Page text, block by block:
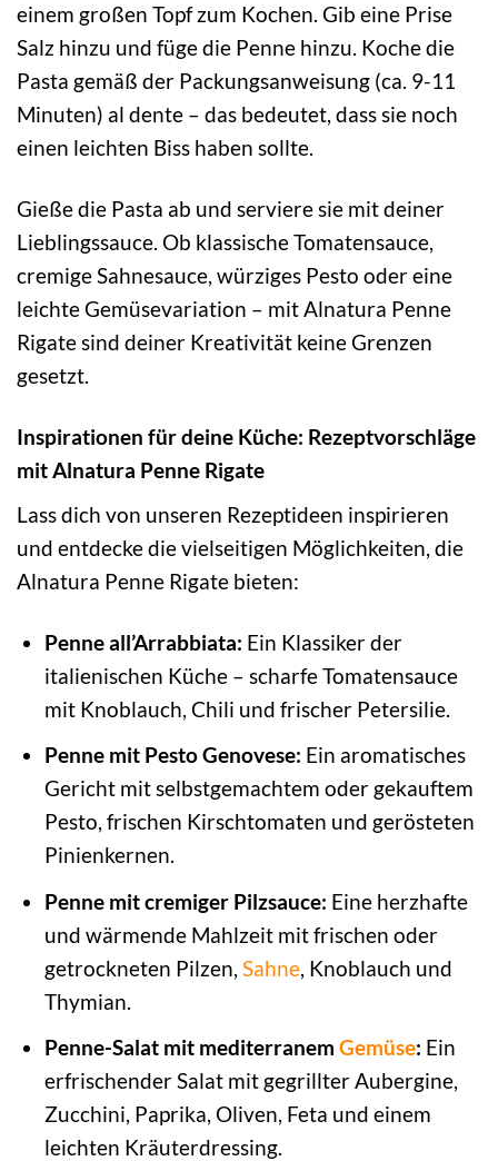
einem großen Topf zum Kochen. Gib eine Prise
Salz hinzu und füge die Penne hinzu. Koche die
Pasta gemäß der Packungsanweisung (ca. 9-11
Minuten) al dente – das bedeutet, dass sie noch
einen leichten Biss haben sollte.
Gieße die Pasta ab und serviere sie mit deiner
Lieblingssauce. Ob klassische Tomatensauce,
cremige Sahnesauce, würziges Pesto oder eine
leichte Gemüsevariation – mit Alnatura Penne
Rigate sind deiner Kreativität keine Grenzen
gesetzt.
Inspirationen für deine Küche: Rezeptvorschläge
mit Alnatura Penne Rigate
Lass dich von unseren Rezeptideen inspirieren
und entdecke die vielseitigen Möglichkeiten, die
Alnatura Penne Rigate bieten:
Penne all’Arrabbiata: Ein Klassiker der
italienischen Küche – scharfe Tomatensauce
mit Knoblauch, Chili und frischer Petersilie.
Penne mit Pesto Genovese: Ein aromatisches
Gericht mit selbstgemachtem oder gekauftem
Pesto, frischen Kirschtomaten und gerösteten
Pinienkernen.
Penne mit cremiger Pilzsauce: Eine herzhafte
und wärmende Mahlzeit mit frischen oder
getrockneten Pilzen, Sahne, Knoblauch und
Thymian.
Penne-Salat mit mediterranem Gemüse: Ein
erfrischender Salat mit gegrillter Aubergine,
Zucchini, Paprika, Oliven, Feta und einem
leichten Kräuterdressing.